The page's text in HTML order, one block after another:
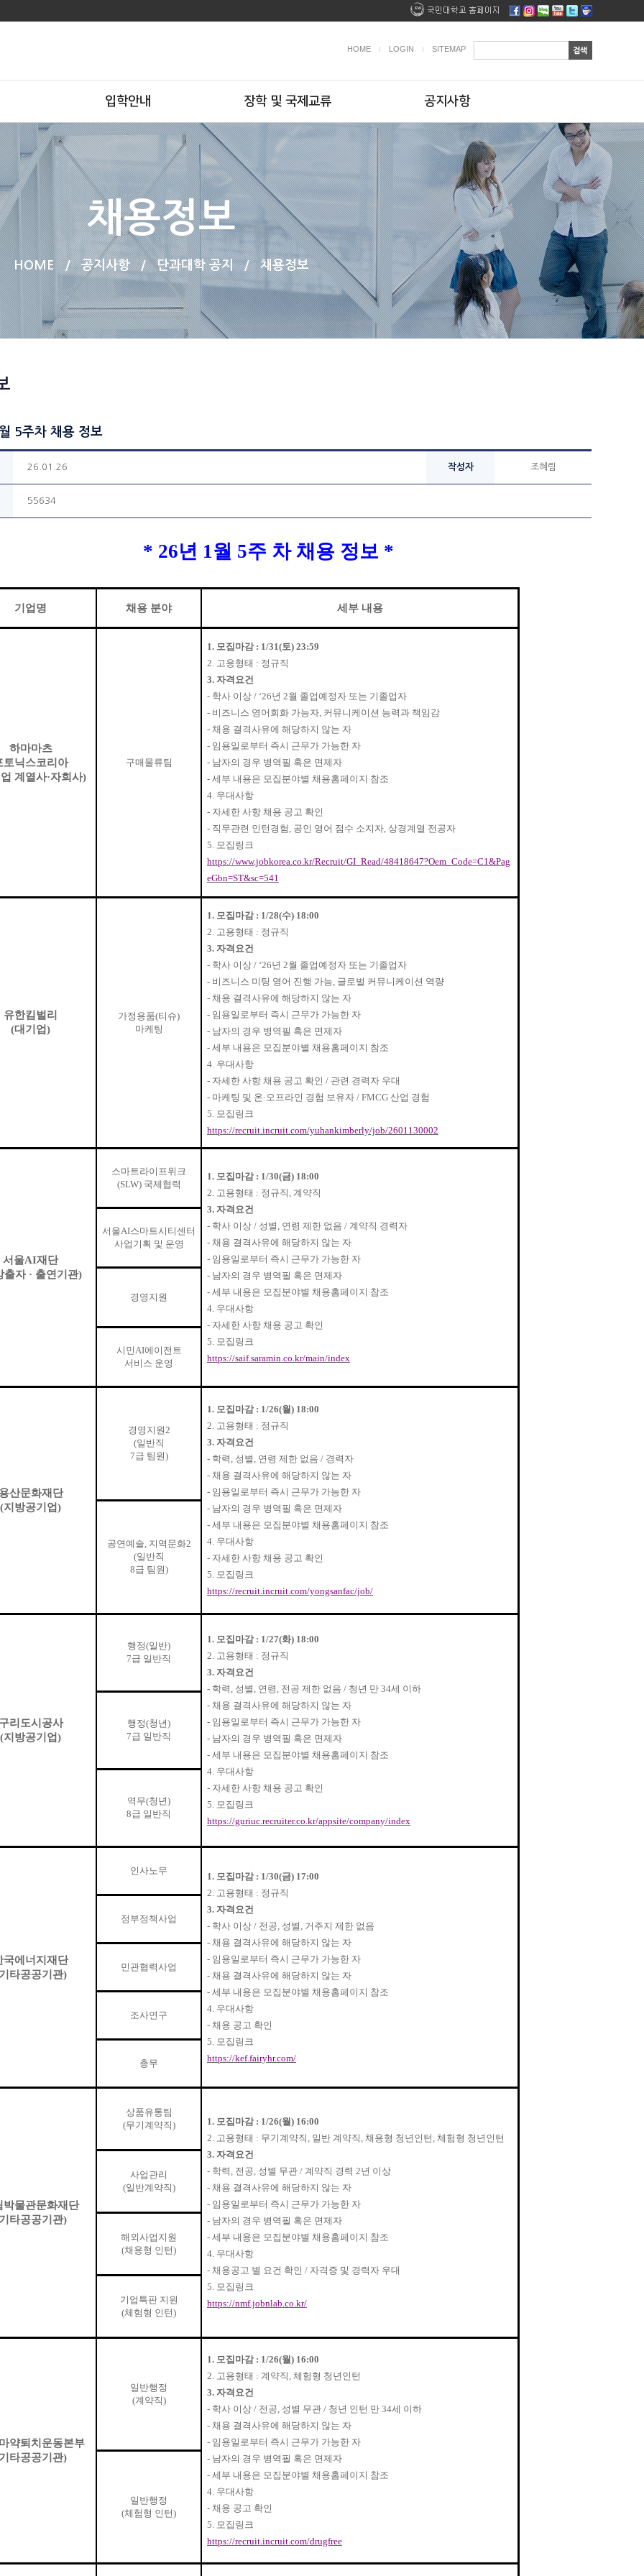
HOME LOGIN SITEMAP
입학안내 장학 및 국제교류 공지사항
채용정보
HOME / 공지사항 / 단과대학 공지 / 채용정보
5주차 채용 정보
26.01.26 작성자 조혜림
55634
* 26년 1월 5주 차 채용 정보 *
기업명 채용 분야 세부 내용
하마마츠
토닉스코리아
계열사·자회사)
구매물류팀
1. 모집마감 : 1/31(토) 23:59
2. 고용형태 : 정규직
3. 자격요건
- 학사 이상 / ‘26년 2월 졸업예정자 또는 기졸업자
- 비즈니스 영어회화 가능자, 커뮤니케이션 능력과 책임감
- 채용 결격사유에 해당하지 않는 자
- 임용일로부터 즉시 근무가 가능한 자
- 남자의 경우 병역필 혹은 면제자
- 세부 내용은 모집분야별 채용홈페이지 참조
4. 우대사항
- 자세한 사항 채용 공고 확인
- 직무관련 인턴경험 , 공인 영어 점수 소지자, 상경계열 전공자
5. 모집링크
https://www.jobkorea.co.kr/Recruit/GI_Read/48418647?Oem_Code=C1&Pag
eGbn=ST&sc=541
유한킴벌리
(대기업)
가정용품(티슈)
마케팅
1. 모집마감 : 1/28(수) 18:00
2. 고용형태 : 정규직
3. 자격요건
- 학사 이상 / ‘26년 2월 졸업예정자 또는 기졸업자
- 비즈니스 미팅 영어 진행 가능, 글로벌 커뮤니케이션 역량
- 채용 결격사유에 해당하지 않는 자
- 임용일로부터 즉시 근무가 가능한 자
- 남자의 경우 병역필 혹은 면제자
- 세부 내용은 모집분야별 채용홈페이지 참조
4. 우대사항
- 자세한 사항 채용 공고 확인 / 관련 경력자 우대
- 마케팅 및 온·오프라인 경험 보유자 / FMCG 산업 경험
5. 모집링크
https://recruit.incruit.com/yuhankimberly/job/2601130002
서울AI재단
출자 · 출연기관)
스마트라이프위크
(SLW) 국제협력
1. 모집마감 : 1/30(금) 18:00
2. 고용형태 : 정규직 , 계약직
3. 자격요건
- 학사 이상 / 성별 , 연령 제한 없음 / 계약직 경력자
- 채용 결격사유에 해당하지 않는 자
- 임용일로부터 즉시 근무가 가능한 자
- 남자의 경우 병역필 혹은 면제자
- 세부 내용은 모집분야별 채용홈페이지 참조
4. 우대사항
- 자세한 사항 채용 공고 확인
5. 모집링크
https://saif.saramin.co.kr/main/index
서울AI스마트시티센터
사업기획 및 운영
경영지원
시민AI에이전트
서비스 운영
산문화재단
(지방공기업)
경영지원2
(일반직
7급 팀원)
1. 모집마감 : 1/26(월 ) 18:00
2. 고용형태 : 정규직
3. 자격요건
- 학력 , 성별 , 연령 제한 없음 / 경력자
- 채용 결격사유에 해당하지 않는 자
- 임용일로부터 즉시 근무가 가능한 자
- 남자의 경우 병역필 혹은 면제자
- 세부 내용은 모집분야별 채용홈페이지 참조
4. 우대사항
- 자세한 사항 채용 공고 확인
5. 모집링크
https://recruit.incruit.com/yongsanfac/job/
공연예술, 지역문화2
(일반직
8급 팀원)
리도시공사
(지방공기업)
행정(일반)
7급 일반직
1. 모집마감 : 1/27(화) 18:00
2. 고용형태 : 정규직
3. 자격요건
- 학력 , 성별 , 연령 , 전공 제한 없음 / 청년 만 34세 이하
- 채용 결격사유에 해당하지 않는 자
- 임용일로부터 즉시 근무가 가능한 자
- 남자의 경우 병역필 혹은 면제자
- 세부 내용은 모집분야별 채용홈페이지 참조
4. 우대사항
- 자세한 사항 채용 공고 확인
5. 모집링크
https://guriuc.recruiter.co.kr/appsite/company/index
행정(청년)
7급 일반직
역무(청년)
8급 일반직
국에너지재단
타공공기관)
인사노무
1. 모집마감 : 1/30(금) 17:00
2. 고용형태 : 정규직
3. 자격요건
- 학사 이상 / 전공, 성별 , 거주지 제한 없음
- 채용 결격사유에 해당하지 않는 자
- 임용일로부터 즉시 근무가 가능한 자
- 채용 결격사유에 해당하지 않는 자
- 세부 내용은 모집분야별 채용홈페이지 참조
4. 우대사항
- 채용 공고 확인
5. 모집링크
https://kef.fairyhr.com/
정부정책사업
민관협력사업
조사연구
총무
박물관문화재단
타공공기관)
상품유통팀
(무기계약직) 1. 모집마감 : 1/26(월 ) 16:00
2. 고용형태 : 무기계약직 , 일반 계약직 , 채용형 청년인턴 , 체험형 청년인턴
3. 자격요건
- 학력 , 전공, 성별 무관 / 계약직 경력 2년 이상
- 채용 결격사유에 해당하지 않는 자
- 임용일로부터 즉시 근무가 가능한 자
- 남자의 경우 병역필 혹은 면제자
- 세부 내용은 모집분야별 채용홈페이지 참조
4. 우대사항
- 채용공고 별 요건 확인 / 자격증 및 경력자 우대
5. 모집링크
https://nmf.jobnlab.co.kr/
사업관리
(일반계약직)
해외사업지원
(채용형 인턴)
기업특판 지원
(체험형 인턴)
약퇴치운동본부
타공공기관)
일반행정
(계약직)
1. 모집마감 : 1/26(월 ) 16:00
2. 고용형태 : 계약직 , 체험형 청년인턴
3. 자격요건
- 학사 이상 / 전공, 성별 무관 / 청년 인턴 만 34세 이하
- 채용 결격사유에 해당하지 않는 자
- 임용일로부터 즉시 근무가 가능한 자
- 남자의 경우 병역필 혹은 면제자
- 세부 내용은 모집분야별 채용홈페이지 참조
4. 우대사항
- 채용 공고 확인
5. 모집링크
https://recruit.incruit.com/drugfree
일반행정
(체험형 인턴)